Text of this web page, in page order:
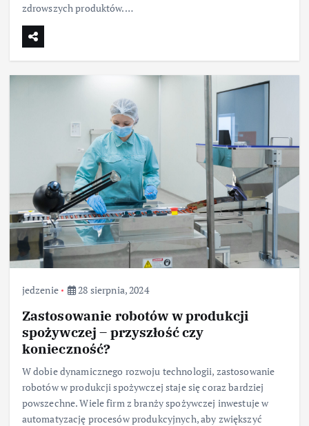
zdrowszych produktów.…
jedzenie 28 sierpnia, 2024
Zastosowanie robotów w produkcji
spożywczej – przyszłość czy
konieczność?
W dobie dynamicznego rozwoju technologii, zastosowanie
robotów w produkcji spożywczej staje się coraz bardziej
powszechne. Wiele firm z branży spożywczej inwestuje w
automatyzację procesów produkcyjnych, aby zwiększyć